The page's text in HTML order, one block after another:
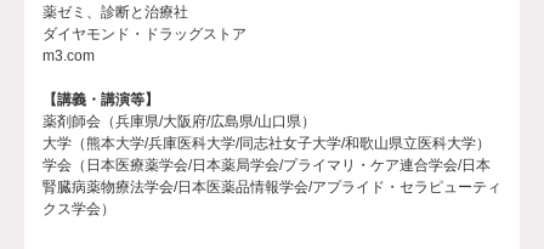
薬ゼミ、診断と治療社
ダイヤモンド・ドラッグストア
m3.com
【講義・講演等】
薬剤師会（兵庫県/大阪府/広島県/山口県）
大学（熊本大学/兵庫医科大学/同志社女子大学/和歌山県立医科大学）
学会（日本医療薬学会/日本薬局学会/プライマリ・ケア連合学会/日本
腎臓病薬物療法学会/日本医薬品情報学会/アプライド・セラピューティ
クス学会）